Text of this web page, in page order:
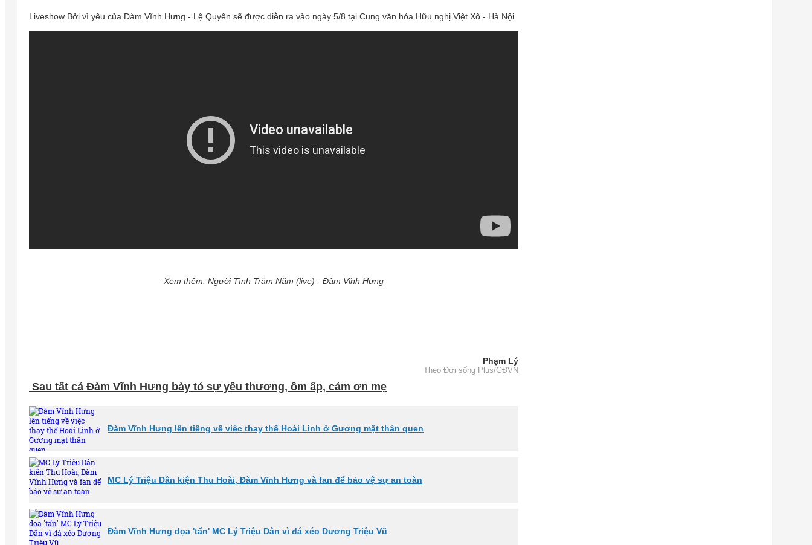
Liveshow Bởi vì yêu của Đàm Vĩnh Hưng - Lệ Quyên sẽ được diễn ra vào ngày 5/8 tại Cung văn hóa Hữu nghị Việt Xô - Hà Nội.
Xem thêm: Người Tình Trăm Năm (live) - Đàm Vĩnh Hưng
Phạm Lý
Theo Đời sống Plus/GĐVN
Sau tất cả Đàm Vĩnh Hưng bày tỏ sự yêu thương, ôm ấp, cảm ơn mẹ
Đàm Vĩnh Hưng lên tiếng về việc thay thế Hoài Linh ở Gương mặt thân quen
MC Lý Triệu Dân kiện Thu Hoài, Đàm Vĩnh Hưng và fan để bảo vệ sự an toàn
Đàm Vĩnh Hưng dọa 'tẩn' MC Lý Triệu Dân vì đá xéo Dương Triệu Vũ